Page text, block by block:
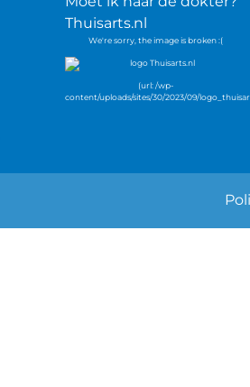
Thuisarts.nl